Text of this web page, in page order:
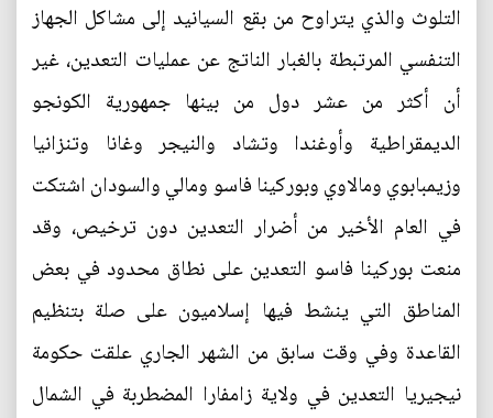
التلوث والذي يتراوح من بقع السيانيد إلى مشاكل الجهاز
التنفسي المرتبطة بالغبار الناتج عن عمليات التعدين، غير
أن أكثر من عشر دول من بينها جمهورية الكونجو
الديمقراطية وأوغندا وتشاد والنيجر وغانا وتنزانيا
وزيمبابوي ومالاوي وبوركينا فاسو ومالي والسودان اشتكت
في العام الأخير من أضرار التعدين دون ترخيص، وقد
منعت بوركينا فاسو التعدين على نطاق محدود في بعض
المناطق التي ينشط فيها إسلاميون على صلة بتنظيم
القاعدة وفي وقت سابق من الشهر الجاري علقت حكومة
نيجيريا التعدين في ولاية زامفارا المضطربة في الشمال